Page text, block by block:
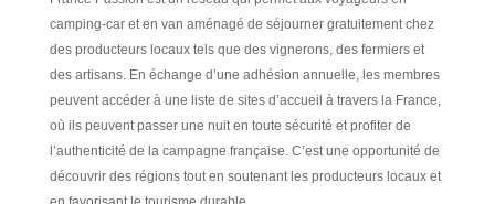
camping-car et en van aménagé de séjourner gratuitement chez
des producteurs locaux tels que des vignerons, des fermiers et
des artisans. En échange d’une adhésion annuelle, les membres
peuvent accéder à une liste de sites d’accueil à travers la France,
où ils peuvent passer une nuit en toute sécurité et profiter de
l’authenticité de la campagne française. C’est une opportunité de
découvrir des régions tout en soutenant les producteurs locaux et